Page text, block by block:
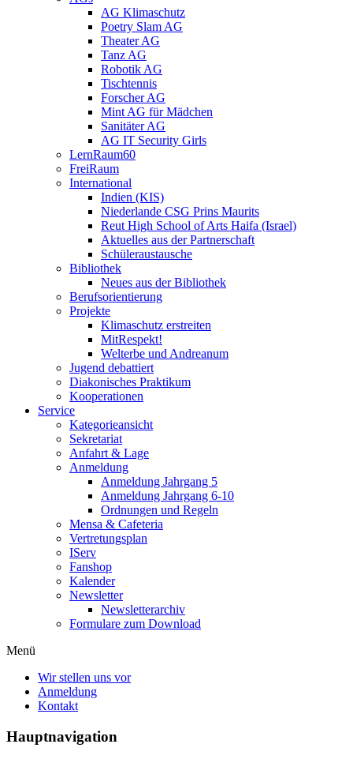
AG Klimaschutz
Poetry Slam AG
Theater AG
Tanz AG
Robotik AG
Tischtennis
Forscher AG
Mint AG für Mädchen
Sanitäter AG
AG IT Security Girls
LernRaum60
FreiRaum
International
Indien (KIS)
Niederlande CSG Prins Maurits
Reut High School of Arts Haifa (Israel)
Aktuelles aus der Partnerschaft
Schüleraustausche
Bibliothek
Neues aus der Bibliothek
Berufsorientierung
Projekte
Klimaschutz erstreiten
MitRespekt!
Welterbe und Andreanum
Jugend debattiert
Diakonisches Praktikum
Kooperationen
Service
Kategorieansicht
Sekretariat
Anfahrt & Lage
Anmeldung
Anmeldung Jahrgang 5
Anmeldung Jahrgang 6-10
Ordnungen und Regeln
Mensa & Cafeteria
Vertretungsplan
IServ
Fanshop
Kalender
Newsletter
Newsletterarchiv
Formulare zum Download
Menü
Wir stellen uns vor
Anmeldung
Kontakt
Hauptnavigation